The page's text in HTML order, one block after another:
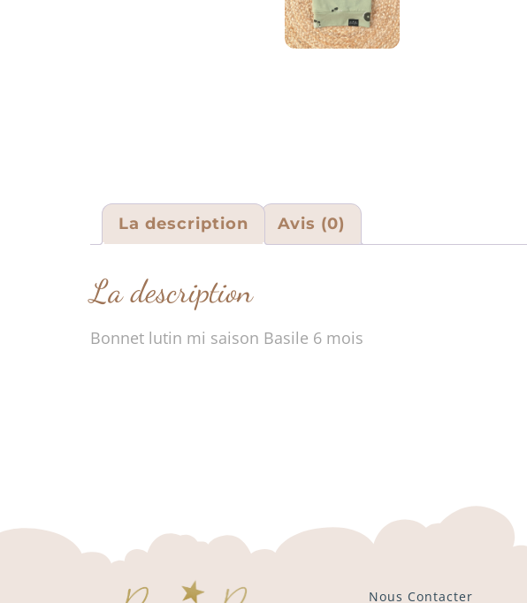
La description Avis (0)
La description
Bonnet lutin mi saison Basile 6 mois
Nous Contacter